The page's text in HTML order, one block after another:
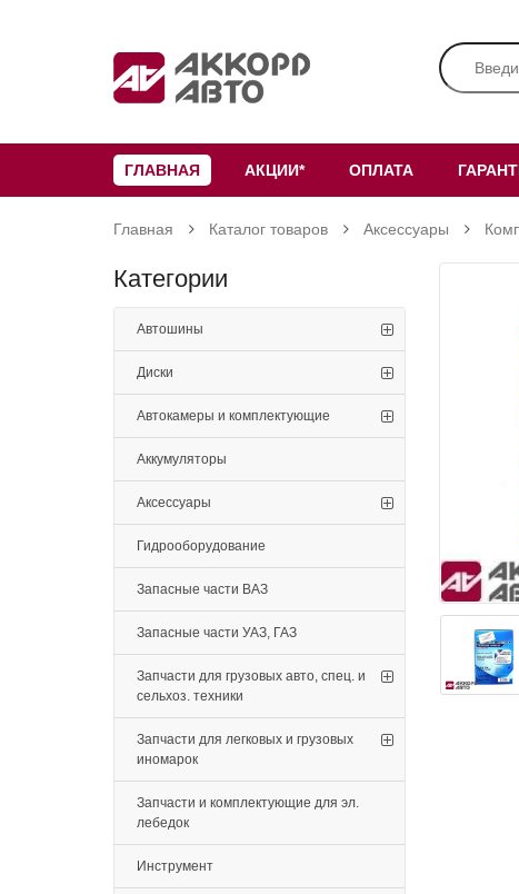
ГЛАВНАЯ АКЦИИ* ОПЛАТА
Главная Каталог товаров Аксессуары
Категории
Автошины
Диски
Автокамеры и комплектующие
Аккумуляторы
Аксессуары
Гидрооборудование
Запасные части ВАЗ
Запасные части УАЗ, ГАЗ
Запчасти для грузовых авто, спец. и
сельхоз. техники
Запчасти для легковых и грузовых
иномарок
Запчасти и комплектующие для эл.
лебедок
Инструмент